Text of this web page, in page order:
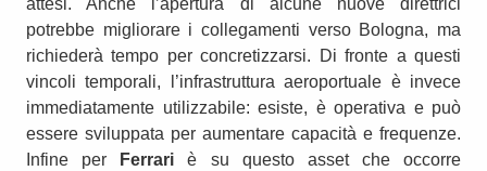
attesi. Anche l’apertura di alcune nuove direttrici
potrebbe migliorare i collegamenti verso Bologna, ma
richiederà tempo per concretizzarsi. Di fronte a questi
vincoli temporali, l’infrastruttura aeroportuale è invece
immediatamente utilizzabile: esiste, è operativa e può
essere sviluppata per aumentare capacità e frequenze.
Infine per
Ferrari è su questo asset che occorre